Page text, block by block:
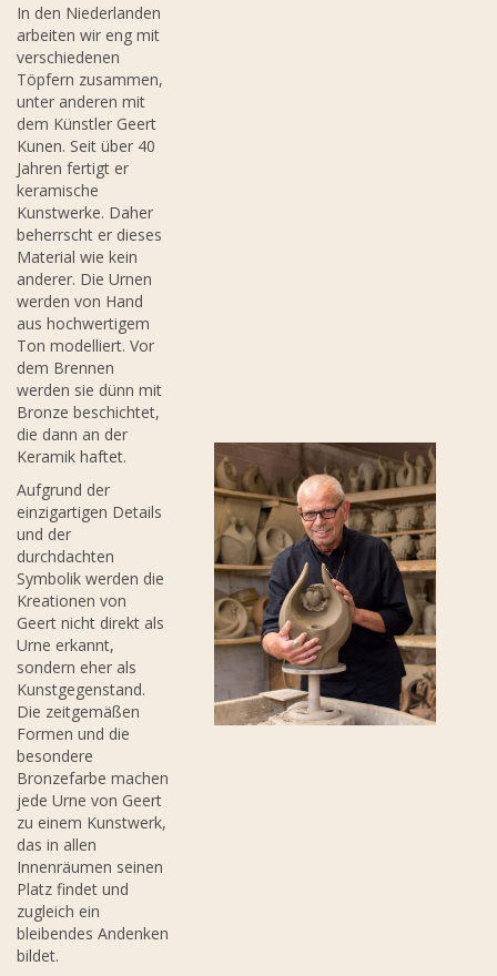
In den Niederlanden
arbeiten wir eng mit
verschiedenen
Töpfern zusammen,
unter anderen mit
dem Künstler Geert
Kunen. Seit über 40
Jahren fertigt er
keramische
Kunstwerke. Daher
beherrscht er dieses
Material wie kein
anderer. Die Urnen
werden von Hand
aus hochwertigem
Ton modelliert. Vor
dem Brennen
werden sie dünn mit
Bronze beschichtet,
die dann an der
Keramik haftet.
Aufgrund der
einzigartigen Details
und der
durchdachten
Symbolik werden die
Kreationen von
Geert nicht direkt als
Urne erkannt,
sondern eher als
Kunstgegenstand.
Die zeitgemäßen
Formen und die
besondere
Bronzefarbe machen
jede Urne von Geert
zu einem Kunstwerk,
das in allen
Innenräumen seinen
Platz findet und
zugleich ein
bleibendes Andenken
bildet.